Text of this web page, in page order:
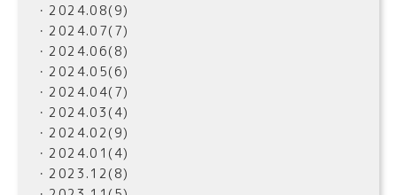
・2024.08(9)
・2024.07(7)
・2024.06(8)
・2024.05(6)
・2024.04(7)
・2024.03(4)
・2024.02(9)
・2024.01(4)
・2023.12(8)